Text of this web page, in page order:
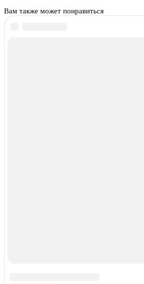
Вам также может понравиться